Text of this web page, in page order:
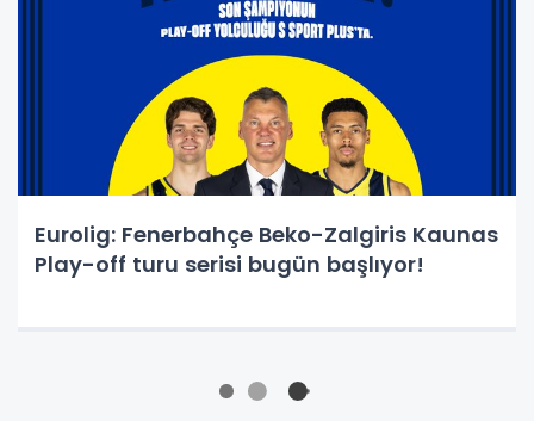
Eurolig: Fenerbahçe Beko-Zalgiris Kaunas
Play-off turu serisi bugün başlıyor!